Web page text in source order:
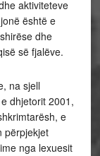
aktiviteteve
është e
dhe
së fjalëve.
na sjell
dhjetorit 2001,
e
përpjekjet
nga lexuesit